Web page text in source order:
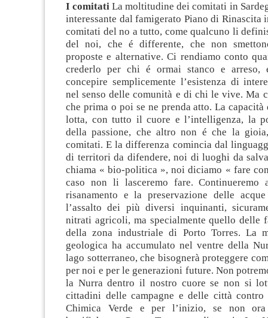
I comitatiLa moltitudine dei comitati in
interessante dal famigerato Piano di Rinascita
comitati del no a tutto, come qualcuno li
del noi, che é differente, che non
proposte e alternative. Ci rendiamo conto
crederlo per chi é ormai stanco e arreso,
concepire semplicemente l’esistenza di
nel senso delle comunità e di chi le vive. Ma
che prima o poi se ne prenda atto. La
lotta, con tutto il cuore e l’intelligenza, la
della passione, che altro non é che la
comitati. E la differenza comincia dal
di territori da difendere, noi di luoghi da
chiama « bio-politica », noi diciamo « fare
caso non li lasceremo fare.
risanamento e la preservazione delle
l’assalto dei più diversi inquinanti,
nitrati agricoli, ma specialmente quello delle
della zona industriale di Porto Torres. La
geologica ha accumulato nel ventre della
lago sotterraneo, che bisognerà proteggere
per noi e per le generazioni future. Non
la Nurra dentro il nostro cuore se non si
cittadini delle campagne e delle città
Chimica Verde e per l’inizio, se non